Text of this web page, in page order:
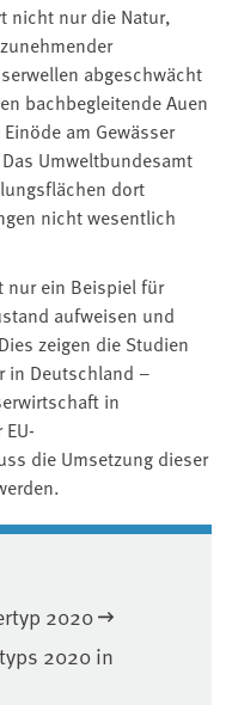
nicht nur die Natur,
abgeschwächt
bachbegleitende Auen
am Gewässer
Umweltbundesamt
dort
nicht wesentlich
nur ein Beispiel für
aufweisen und
zeigen die Studien
in Deutschland –
in
die Umsetzung dieser
2020
2020 in